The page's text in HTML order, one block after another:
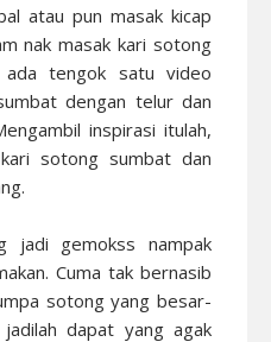
atau pun masak kicap
nak masak kari sotong
ada tengok satu video
dengan telur dan
inspirasi itulah,
sotong sumbat dan
jadi gemokss nampak
Cuma tak bernasib
sotong yang besar-
dapat yang agak